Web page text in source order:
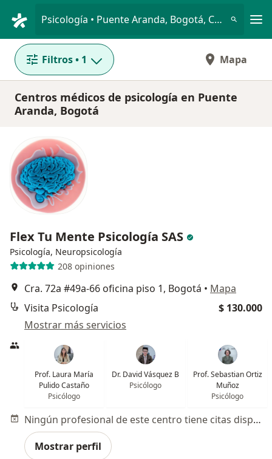
Psicología • Puente Aranda, Bogotá, Cundinamarca
Filtros• 1 Mapa
Centros médicos de psicología en Puente
Aranda, Bogotá
Flex Tu Mente Psicología SAS
Psicología, Neuropsicología
208 opiniones
Cra. 72a #49a-66 oficina piso 1, Bogotá • Mapa
Visita Psicología
$ 130.000
Mostrar más servicios
Prof. Laura María
Pulido Castaño
Psicólogo
Dr. David Vásquez B
Psicólogo
Prof. Sebastian Ortiz
Muñoz
Psicólogo
Ningún profesional de este centro tiene citas disponibles
Mostrar perfil